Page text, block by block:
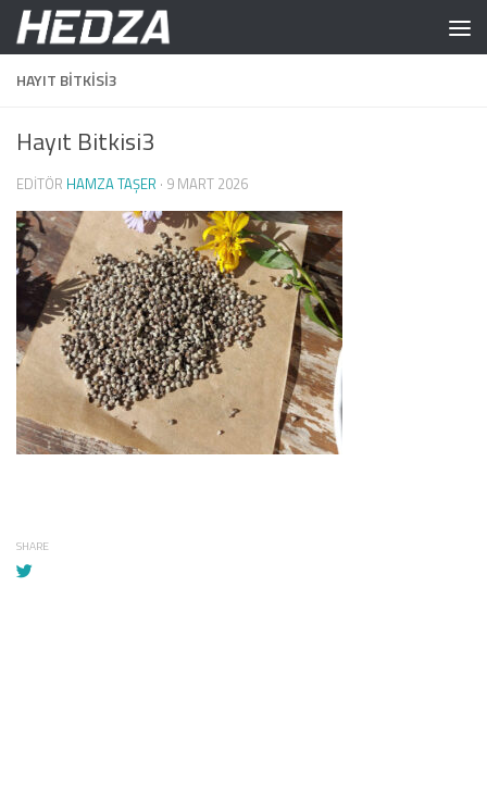
Skip to content
HAYIT BITKISI3
Hayıt Bitkisi3
EDITÖR HAMZA TAŞER · 9 MART 2026
SHARE